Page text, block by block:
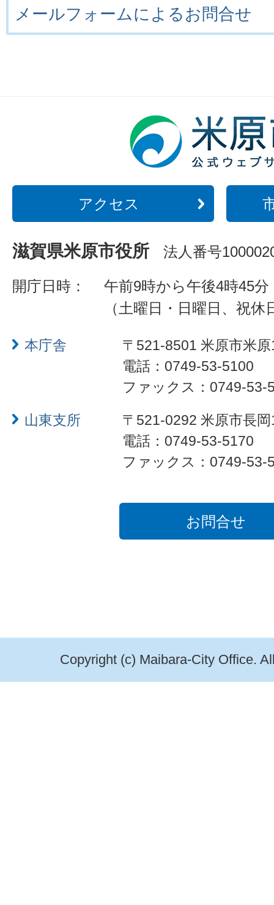
メールフォームによるお問合せ
アクセス
滋賀県米原市役所 法人番号
開庁日時：
午前9時から午後4時45分
（土曜日・日曜日、祝
本庁舎
〒521-8501 米原市米
電話：0749-53-5100
ファックス：0749-53-
山東支所
〒521-0292 米原市長
電話：0749-53-5170
ファックス：0749-53-
お問合せ
Copyright (c) Maibara-City Office.